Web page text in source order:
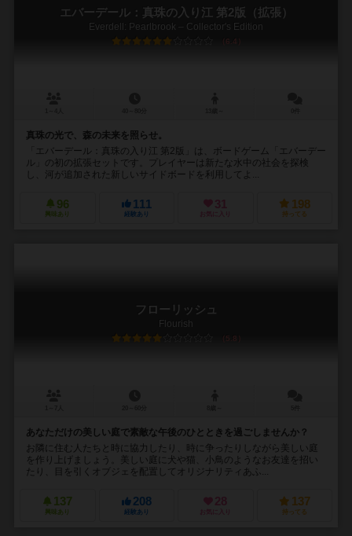
エバーデール：真珠の入り江 第2版（拡張）
Everdell: Pearlbrook – Collector's Edition
6.4
真珠の光で、森の未来を照らせ。
「エバーデール：真珠の入り江 第2版」は、ボードゲーム「エバーデー
ル」の初の拡張セットです。プレイヤーは新たな水中の社会を探検
し、河が追加された新しいサイドボードを利用してよ...
96
興味あり
111
経験あり
31
お気に入り
198
持ってる
フローリッシュ
Flourish
5.8
あなただけの美しい庭で素敵な午後のひとときを過ごしませんか？
お隣に住む人たちと時に協力したり、時に争ったりしながら美しい庭
を作り上げましょう。美しい庭に犬や猫、小鳥のようなお友達を招い
たり、目を引くオブジェを配置してオリジナリティあふ...
137
興味あり
208
経験あり
28
お気に入り
137
持ってる